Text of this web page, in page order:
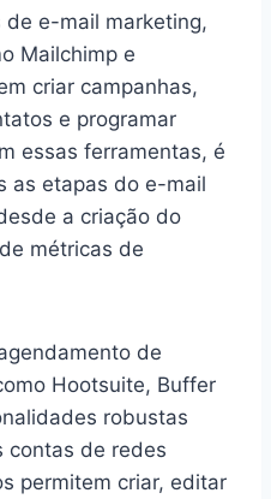
de e-mail marketing,
Mailchimp e
criar campanhas,
e programar
essas ferramentas, é
as etapas do e-mail
a criação do
métricas de
de
Hootsuite, Buffer
robustas
contas de redes
permitem criar, editar